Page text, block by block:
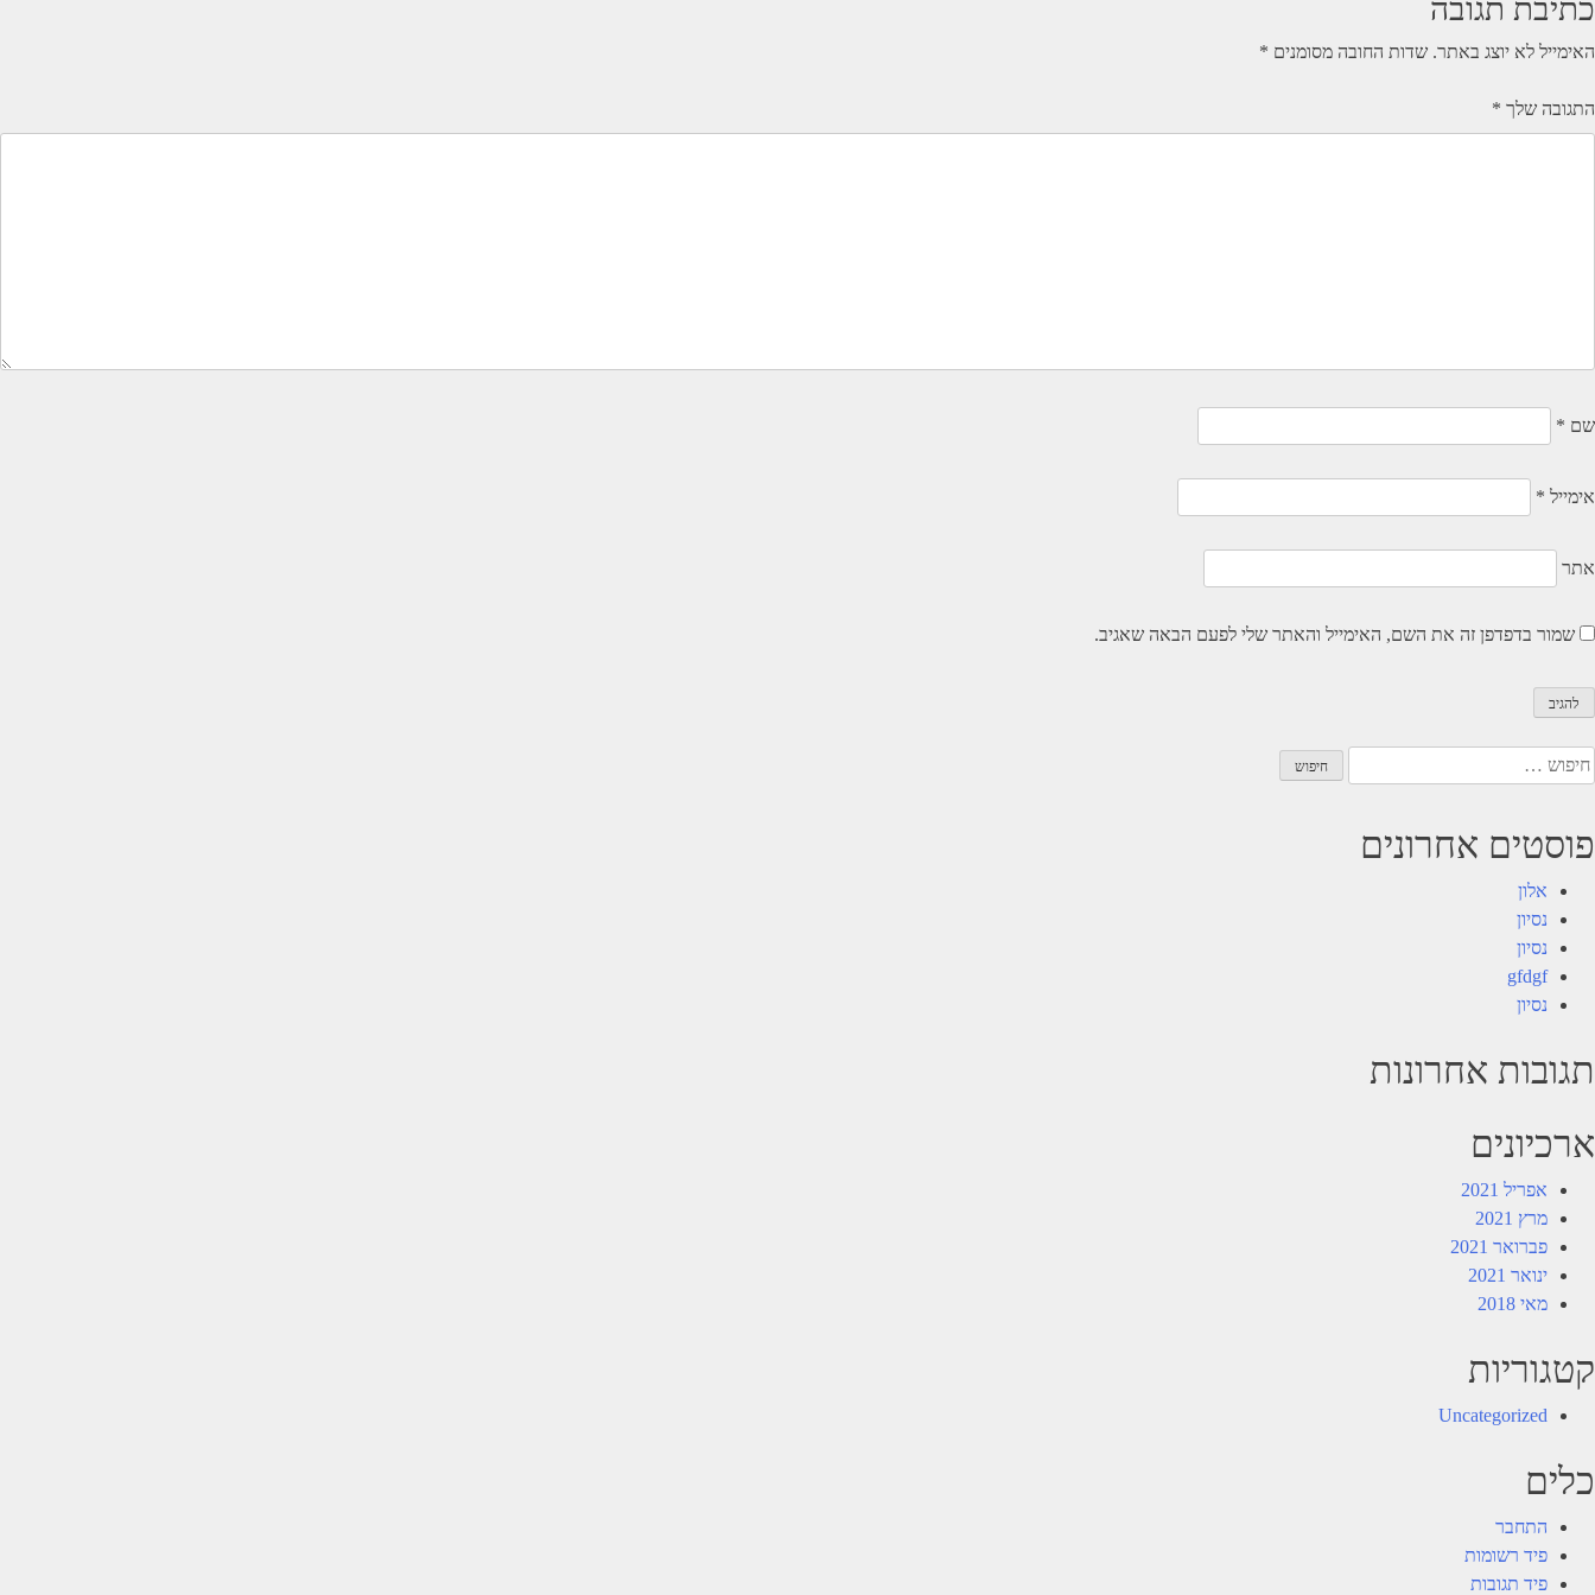
כתיבת תגובה
האימייל לא יוצג באתר. שדות החובה מסומנים *
התגובה שלך *
שם *
אימייל *
אתר
שמור בדפדפן זה את השם, האימייל והאתר שלי לפעם הבאה שאגיב.
חיפוש:
פוסטים אחרונים
אלון
נסיון
נסיון
gfdgf
נסיון
תגובות אחרונות
ארכיונים
אפריל 2021
מרץ 2021
פברואר 2021
ינואר 2021
מאי 2018
קטגוריות
Uncategorized
כלים
התחבר
פיד רשומות
פיד תגובות